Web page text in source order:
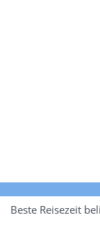
Beste Reisezeit